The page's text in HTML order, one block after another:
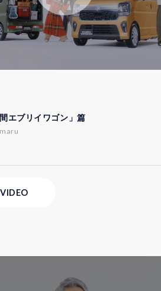
エブリイワゴン」篇
VIDEO